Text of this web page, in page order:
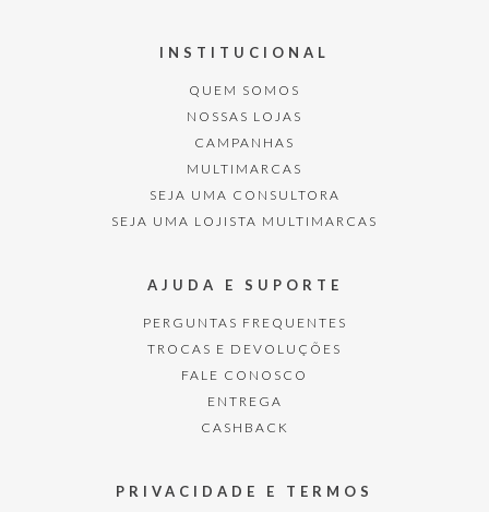
INSTITUCIONAL
QUEM SOMOS
NOSSAS LOJAS
CAMPANHAS
MULTIMARCAS
SEJA UMA CONSULTORA
SEJA UMA LOJISTA MULTIMARCAS
AJUDA E SUPORTE
PERGUNTAS FREQUENTES
TROCAS E DEVOLUÇÕES
FALE CONOSCO
ENTREGA
CASHBACK
PRIVACIDADE E TERMOS